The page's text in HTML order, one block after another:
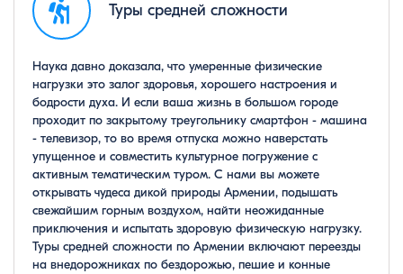
Туры средней сложности
Наука давно доказала, что умеренные физические
нагрузки это залог здоровья, хорошего настроения и
бодрости духа. И если ваша жизнь в большом городе
проходит по закрытому треугольнику смартфон - машина
- телевизор, то во время отпуска можно наверстать
упущенное и совместить культурное погружение с
активным тематическим туром. С нами вы можете
открывать чудеса дикой природы Армении, подышать
свежайшим горным воздухом, найти неожиданные
приключения и испытать здоровую физическую нагрузку.
Туры средней сложности по Армении включают переезды
на внедорожниках по бездорожью, пешие и конные